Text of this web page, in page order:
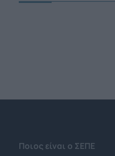
Ποιος είναι ο ΣΕΠΕ